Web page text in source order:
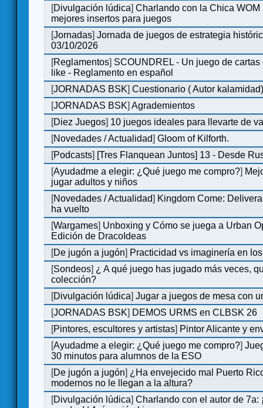
[Divulgación lúdica]Charlando con la Chica WOM
mejores insertos para juegos
[Jornadas]Jornada de juegos de estrategia
03/10/2026
[Reglamentos] SCOUNDREL - Un juego de
like - Reglamento en español
[JORNADAS BSK]Cuestionario ( Autor
[JORNADAS BSK]Agrademientos
[Diez Juegos] 10 juegos ideales para llevarte de
[Novedades / Actualidad]Gloom of Kilforth.
[Podcasts] [Tres Flanquean Juntos] 13 - Desde
[Ayudadme a elegir: ¿Qué juego me compro?]
jugar adultos y niños
[Novedades / Actualidad] Kingdom Come:
ha vuelto
[Wargames] Unboxing y Cómo se juega a Urban
Edición de DracoIdeas
[De jugón a jugón] Practicidad vs imaginería en
[Sondeos] ¿ A qué juego has jugado más veces,
colección?
[Divulgación lúdica]Jugar a juegos de mesa con
[JORNADAS BSK] DEMOS URMS en CLBSK 26
[Pintores, escultores y artistas] Pintor Alicante y
[Ayudadme a elegir: ¿Qué juego me compro?]
30 minutos para alumnos de la ESO
[De jugón a jugón] ¿Ha envejecido mal Puerto
modernos no le llegan a la altura?
[Divulgación lúdica]Charlando con el autor de 7a: